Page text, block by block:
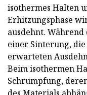
isothermes Halten
Erhitzungsphase
ausdehnt.
einer Sinterung,
erwarteten
Beim isothermen
Schrumpfung,